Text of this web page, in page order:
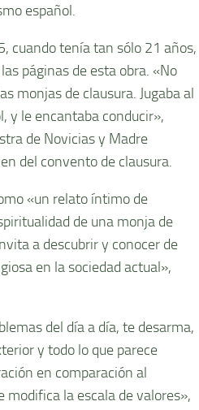
español.
cuando tenía tan sólo 21 años,
páginas de esta obra. «No
monjas de clausura. Jugaba al
y le encantaba conducir»,
de Novicias y Madre
del convento de clausura.
«un relato íntimo de
de una monja de
a descubrir y conocer de
en la sociedad actual»,
del día a día, te desarma,
y todo lo que parece
en comparación al
la escala de valores»,